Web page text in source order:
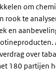
om
rook te
en
over
180 partijen